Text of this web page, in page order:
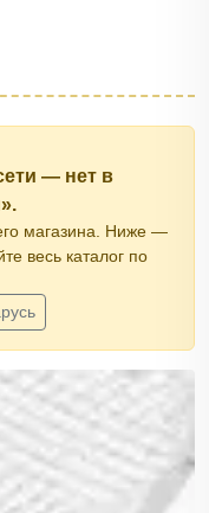
— нет в
магазина. Ниже —
весь каталог по